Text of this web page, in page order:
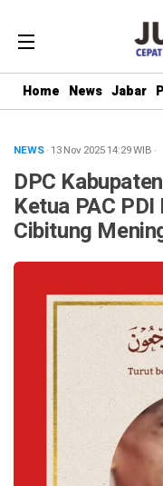
Home News Jabar
NEWS· 13 Nov 202514:29WIB ·
DPC
Ketua PAC
Cibitung